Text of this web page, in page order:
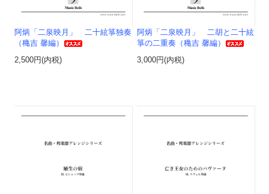
阿炳「二泉映月」 二十絃箏独奏
（穐吉 馨編）
2,500円(内税)
阿炳「二泉映月」 二胡と二十絃
箏の二重奏（穐吉 馨編）
3,000円(内税)